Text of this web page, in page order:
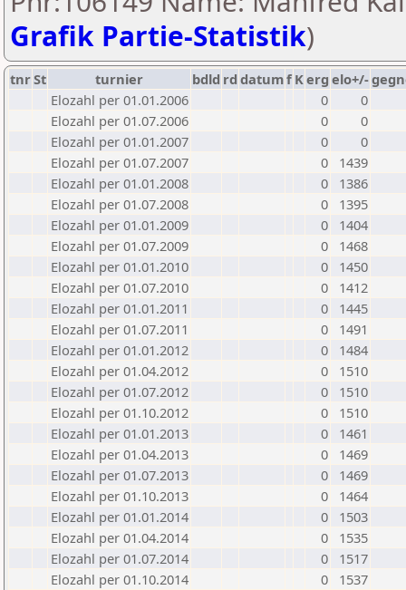
Grafik Partie-Statistik)
tnrSt turnier bdld rd datumf Kerg elo+/-
Elozahl per 01.01.2006
0
0
Elozahl per 01.07.2006
0
0
Elozahl per 01.01.2007
0
0
Elozahl per 01.07.2007
0
1439
Elozahl per 01.01.2008
0
1386
Elozahl per 01.07.2008
0
1395
Elozahl per 01.01.2009
0
1404
Elozahl per 01.07.2009
0
1468
Elozahl per 01.01.2010
0
1450
Elozahl per 01.07.2010
0
1412
Elozahl per 01.01.2011
0
1445
Elozahl per 01.07.2011
0
1491
Elozahl per 01.01.2012
0
1484
Elozahl per 01.04.2012
0
1510
Elozahl per 01.07.2012
0
1510
Elozahl per 01.10.2012
0
1510
Elozahl per 01.01.2013
0
1461
Elozahl per 01.04.2013
0
1469
Elozahl per 01.07.2013
0
1469
Elozahl per 01.10.2013
0
1464
Elozahl per 01.01.2014
0
1503
Elozahl per 01.04.2014
0
1535
Elozahl per 01.07.2014
0
1517
Elozahl per 01.10.2014
0
1537